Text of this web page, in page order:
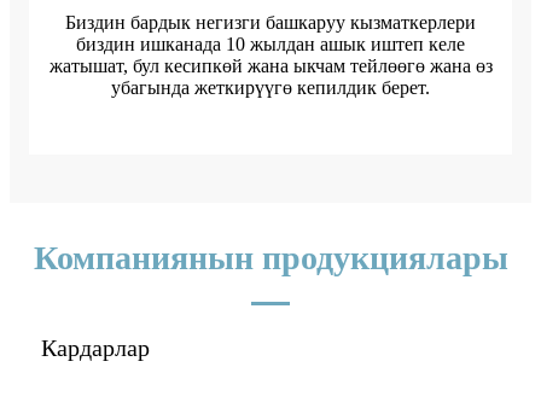
Биздин бардык негизги башкаруу кызматкерлери
биздин ишканада 10 жылдан ашык иштеп келе
жатышат, бул кесипкөй жана ыкчам тейлөөгө жана өз
убагында жеткирүүгө кепилдик берет.
Компаниянын продукциялары
Кардарлар